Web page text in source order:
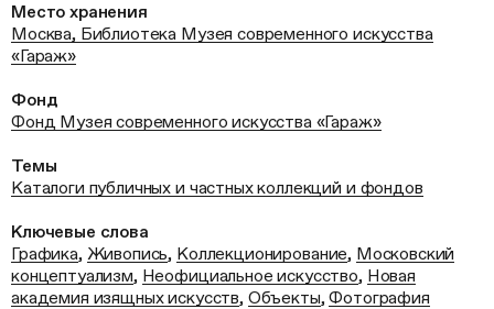
Место хранения
Москва, Библиотека Музея современного искусства
«Гараж»
Фонд
Фонд Музея современного искусства «Гараж»
Темы
Каталоги публичных и частных коллекций и фондов
Ключевые слова
Графика, Живопись, Коллекционирование, Московский
концептуализм, Неофициальное искусство, Новая
академия изящных искусств, Объекты,Фотография